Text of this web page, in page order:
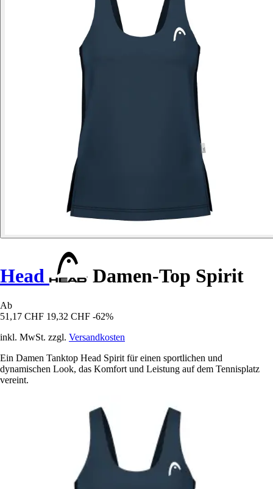
Head Damen-Top Spirit
Ab
51,17 CHF 19,32 CHF -62%
inkl. MwSt. zzgl. Versandkosten
Ein Damen Tanktop Head Spirit für einen sportlichen und
dynamischen Look, das Komfort und Leistung auf dem Tennisplatz
vereint.